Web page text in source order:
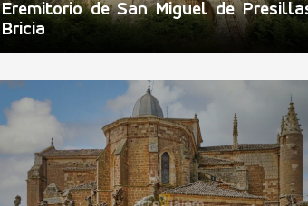
Eremitorio de San Miguel de
Bricia